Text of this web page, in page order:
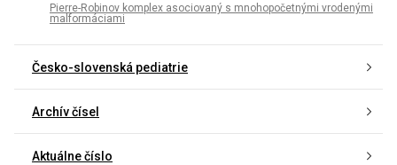
Pierre-Robinov komplex asociovaný s mnohopočetnými vrodenými
malformáciami
Česko-slovenská pediatrie
Archív čísel
Aktuálne číslo